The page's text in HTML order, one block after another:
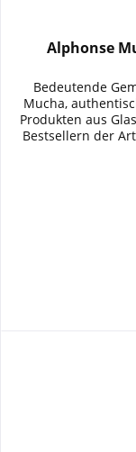
Alphonse
Bedeutende
Mucha,
Produkten aus
Bestsellern der